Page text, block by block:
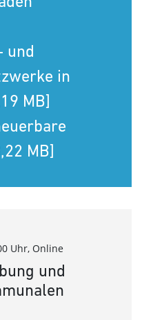
und
in
MB]
MB]
Uhr, Online
und